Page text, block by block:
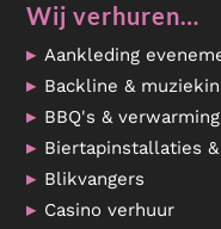
Wij verhuren…
Aankleding
Backline &
BBQ's & verwarming
Biertapinstallaties
Blikvangers
Casino verhuur